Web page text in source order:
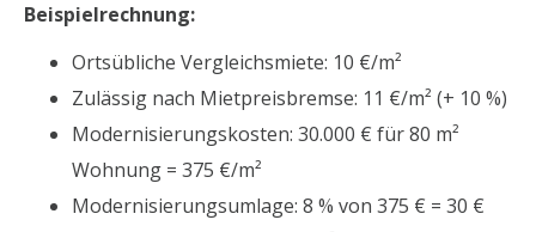
Beispielrechnung:
Ortsübliche Vergleichsmiete: 10 €/m²
Zulässig nach Mietpreisbremse: 11 €/m² (+ 10 %)
Modernisierungskosten: 30.000 € für 80 m²
Wohnung = 375 €/m²
Modernisierungsumlage: 8 % von 375 € = 30 €